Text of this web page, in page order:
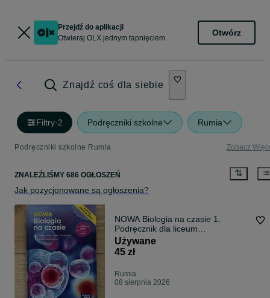
Przejdź do aplikacji
Otwieraj OLX jednym tapnięciem
Otwórz
Znajdź coś dla siebie
Filtry·2 Podręczniki szkolne Rumia
Podręczniki szkolne Rumia Zobacz
ZNALEŹLIŚMY 686 OGŁOSZEŃ
Jak pozycjonowane są ogłoszenia?
NOWA Biologia na czasie 1.
Podręcznik dla liceum
ogólnokształcącego i technikum.
Zakres rozszerzony. Edycja 2024
Używane
45 zł
Rumia
08 sierpnia 2026